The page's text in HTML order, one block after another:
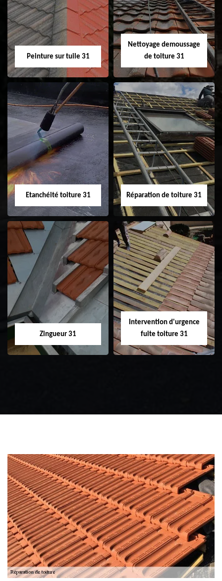
ravalement de
façade 31
Peinture sur tuile 31
Peinture sur tuile
31
Nettoyage demoussage
de toiture 31
Nettoyage
demoussage de
toiture 31
Etanchéité toiture 31
Etanchéité toiture
31
Réparation de toiture 31
Réparation de
toiture 31
Zingueur 31
Intervention d'urgence
fuite toiture 31